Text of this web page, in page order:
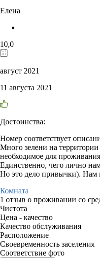
Елена
10,0
август 2021
11 августа 2021
Достоинства:
Номер соответствует
Много зелени на территории
необходимое для
Единственно, чего лично
Но это дело привычки). Нам
Комната
1 отзыв о проживании со
Чистота
Цена - качество
Качество обслуживания
Расположение
Своевременность заселения
Соответствие фото